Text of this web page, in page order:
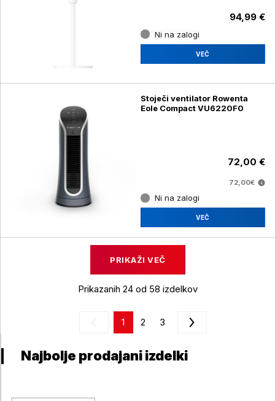
94,99 €
Ni na zalogi
VEČ
Stoječi ventilator Rowenta
Eole Compact VU6220F0
72,00 €
72,00€
Ni na zalogi
VEČ
PRIKAŽI VEČ
Prikazanih 24 od 58 izdelkov
1 2 3
Najbolje prodajani izdelki